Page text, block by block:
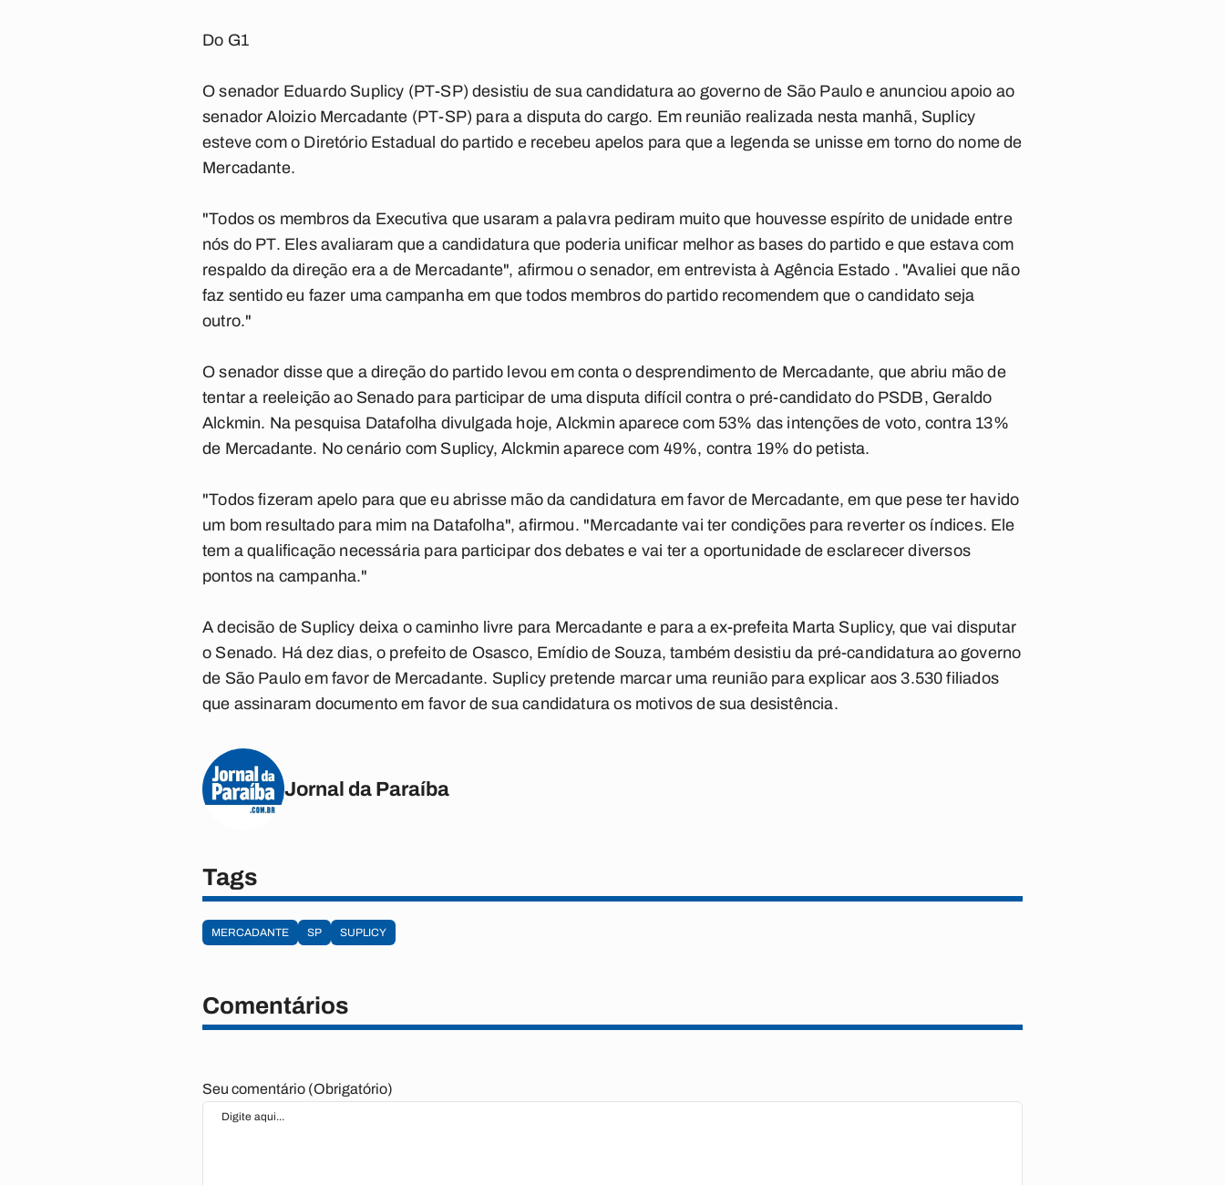
Do G1
O senador Eduardo Suplicy (PT-SP) desistiu de sua candidatura ao governo de São Paulo e anunciou apoio ao
senador Aloizio Mercadante (PT-SP) para a disputa do cargo. Em reunião realizada nesta manhã, Suplicy
esteve com o Diretório Estadual do partido e recebeu apelos para que a legenda se unisse em torno do nome de
Mercadante.
"Todos os membros da Executiva que usaram a palavra pediram muito que houvesse espírito de unidade entre
nós do PT. Eles avaliaram que a candidatura que poderia unificar melhor as bases do partido e que estava com
respaldo da direção era a de Mercadante", afirmou o senador, em entrevista à Agência Estado . "Avaliei que não
faz sentido eu fazer uma campanha em que todos membros do partido recomendem que o candidato seja
outro."
O senador disse que a direção do partido levou em conta o desprendimento de Mercadante, que abriu mão de
tentar a reeleição ao Senado para participar de uma disputa difícil contra o pré-candidato do PSDB, Geraldo
Alckmin. Na pesquisa Datafolha divulgada hoje, Alckmin aparece com 53% das intenções de voto, contra 13%
de Mercadante. No cenário com Suplicy, Alckmin aparece com 49%, contra 19% do petista.
"Todos fizeram apelo para que eu abrisse mão da candidatura em favor de Mercadante, em que pese ter havido
um bom resultado para mim na Datafolha", afirmou. "Mercadante vai ter condições para reverter os índices. Ele
tem a qualificação necessária para participar dos debates e vai ter a oportunidade de esclarecer diversos
pontos na campanha."
A decisão de Suplicy deixa o caminho livre para Mercadante e para a ex-prefeita Marta Suplicy, que vai disputar
o Senado. Há dez dias, o prefeito de Osasco, Emídio de Souza, também desistiu da pré-candidatura ao governo
de São Paulo em favor de Mercadante. Suplicy pretende marcar uma reunião para explicar aos 3.530 filiados
que assinaram documento em favor de sua candidatura os motivos de sua desistência.
Jornal da Paraíba
Tags
MERCADANTE SP SUPLICY
Comentários
Seu comentário (Obrigatório)